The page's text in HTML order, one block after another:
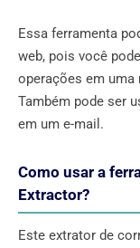
Essa ferramenta
web, pois você
operações em uma
Também pode ser
em um e-mail.
Como usar a
Extractor?
Este extrator de